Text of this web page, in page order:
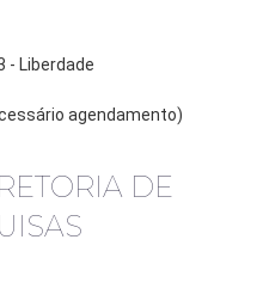
- Liberdade
agendamento)
DE